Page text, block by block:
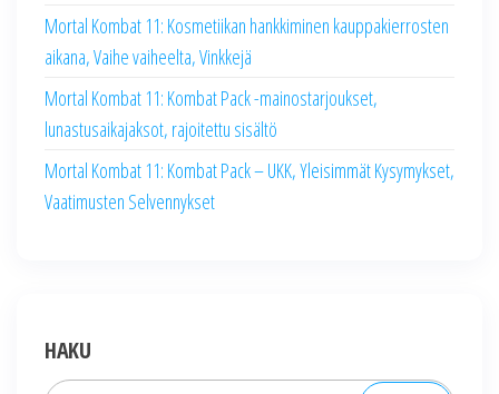
Mortal Kombat 11: Kosmetiikan hankkiminen kauppakierrosten
aikana, Vaihe vaiheelta, Vinkkejä
Mortal Kombat 11: Kombat Pack -mainostarjoukset,
lunastusaikajaksot, rajoitettu sisältö
Mortal Kombat 11: Kombat Pack – UKK, Yleisimmät Kysymykset,
Vaatimusten Selvennykset
HAKU